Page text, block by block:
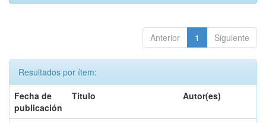
Anterior 1 Siguiente
Resultados por ítem:
Fecha de
publicación
Título Autor(es)